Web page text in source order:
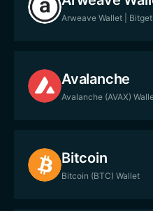
Arweave Wallet |
Avalanche
Avalanche (AVAX)
Bitcoin
Bitcoin (BTC) Wallet